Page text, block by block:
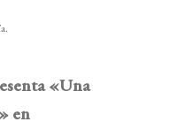
«Una
en